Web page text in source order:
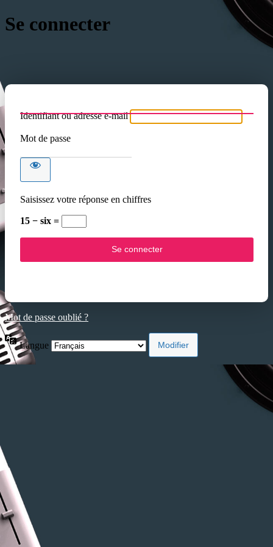
Se connecter
Identifiant ou adresse e-mail
Mot de passe
Saisissez votre réponse en chiffres
15 − six =
Mot de passe oublié ?
Langue